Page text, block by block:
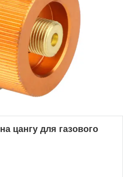
цангу для газового